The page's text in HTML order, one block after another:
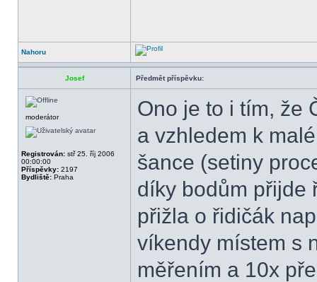
Nahoru
Josef Předmět příspěvku:
moderátor
Registrován: stř 25. říj 2006
00:00:00
Příspěvky: 2197
Bydliště: Praha
Ono je to i tím, že
a vzhledem k
šance (setiny
díky bodům přijde
přižla o řidičák
víkendy místem s
měřením a 10x